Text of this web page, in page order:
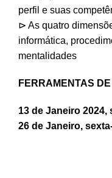
perfil e suas
⊳ As quatro
informática,
mentalidades
FERRAMENTAS
13 de Janeiro 2024,
26 de Janeiro,